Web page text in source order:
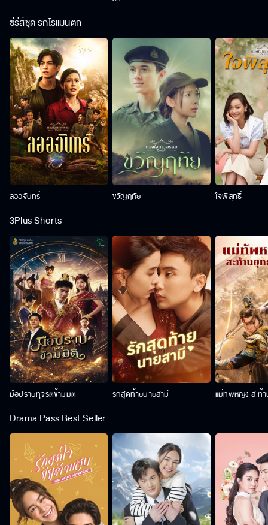
ซีรีส์ชุด รักโรแมนติก
ลออจันทร์ ขวัญฤทัย ใจพิสุทธิ์
3Plus Shorts
มือปราบทุจริตข้ามมิติ รักสุดท้ายนายสามี แม่ทัพหญิง สะท้
Drama Pass Best Seller